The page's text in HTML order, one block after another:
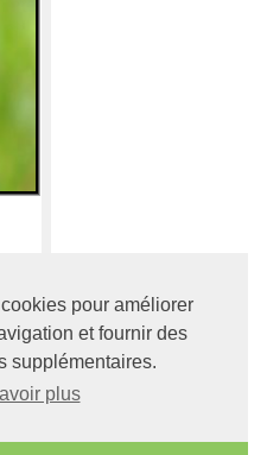
pour améliorer
et fournir des
supplémentaires.
plus